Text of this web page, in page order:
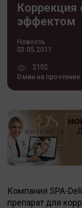
эффектом
Новость
03.05.2011
2102
0 мин на прочтение
Компания SPA-
препарат для